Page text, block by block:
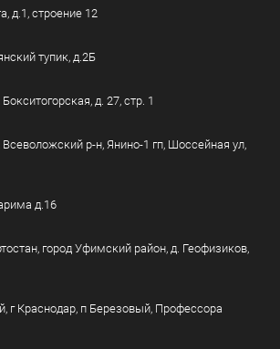
д.1, строение 12
тупик, д.2Б
д. 27, стр. 1
р-н, Янино-1 гп, Шоссейная ул,
д.16
город Уфимский район, д. Геофизиков,
г Краснодар, п Березовый, Профессора